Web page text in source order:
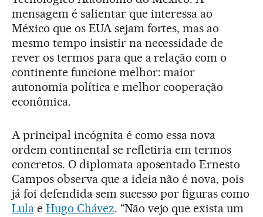
mensagem é salientar que interessa ao
México que os EUA sejam fortes, mas ao
mesmo tempo insistir na necessidade de
rever os termos para que a relação com o
continente funcione melhor: maior
autonomia política e melhor cooperação
econômica.
A principal incógnita é como essa nova
ordem continental se refletiria em termos
concretos. O diplomata aposentado Ernesto
Campos observa que a ideia não é nova, pois
já foi defendida sem sucesso por figuras como
Lulae Hugo Chávez. “Não vejo que exista um